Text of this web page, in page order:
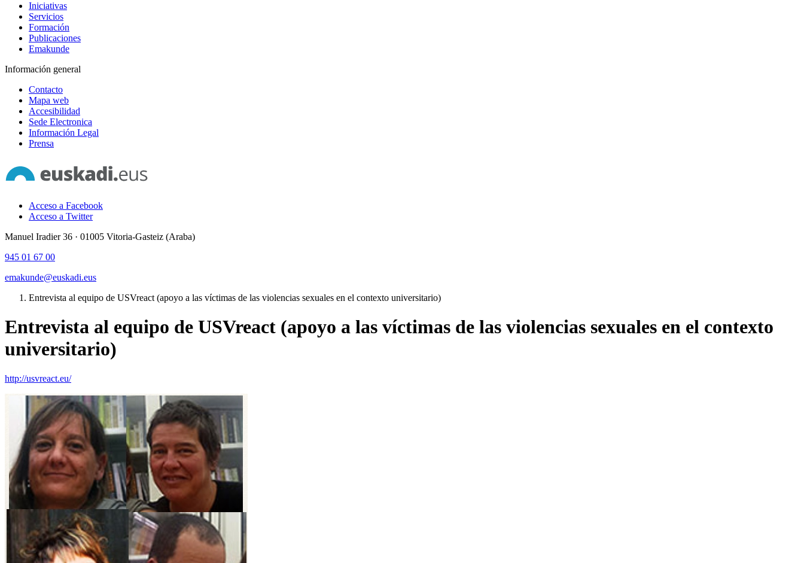
Iniciativas
Servicios
Formación
Publicaciones
Emakunde
Información general
Contacto
Mapa web
Accesibilidad
Sede Electronica
Información Legal
Prensa
Acceso a Facebook
Acceso a Twitter
Manuel Iradier 36 · 01005 Vitoria-Gasteiz (Araba)
945 01 67 00
emakunde@euskadi.eus
Entrevista al equipo de USVreact (apoyo a las víctimas de las violencias sexuales en el contexto universitario)
Entrevista al equipo de USVreact (apoyo a las víctimas de las violencias sexuales en el contexto
universitario)
http://usvreact.eu/